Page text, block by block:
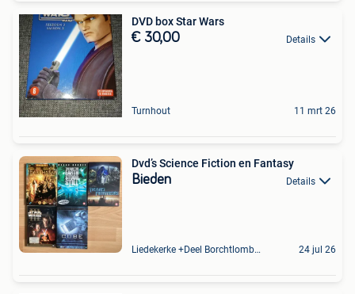
DVD box Star Wars
€ 30,00 Details
Turnhout 11 mrt 26
Dvd’s Science Fiction en Fantasy
Bieden Details
Liedekerke +Deel Borchtlombeek 24 jul 26